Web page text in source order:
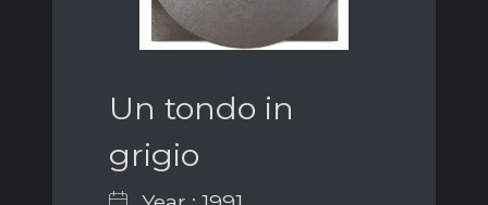
Un tondo in
grigio